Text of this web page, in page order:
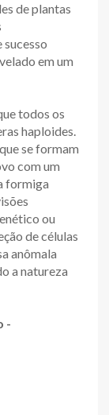
de plantas
sucesso
em um
todos os
haploides.
se formam
com um
formiga
ou
de células
anômala
a natureza
-